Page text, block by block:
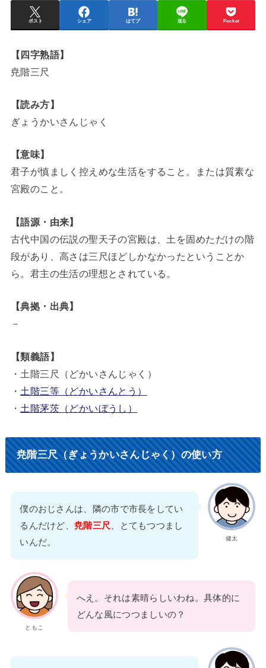
ポスト シェア はてブ 送る Pocket
【四字熟語】
尭階三尺
【読み方】
ぎょうかいさんじゃく
【意味】
君子が慎ましく控えめな生活をすること。または質素な
宮殿のこと。
【語源・由来】
古代中国の伝説の聖天子の宮殿は、土を固めただけの階
段があり、高さは三尺ほどしかなかったということか
ら。君主の生活の理想とされている。
【典拠・出典】
－
【類義語】
・土階三尺（どかいさんじゃく）
・ 土階三等（どかいさんとう）
・ 土階茅茨（どかいぼうし）
尭階三尺（ぎょうかいさんじゃく）の使い方
健太
僕のおじさんは、隣の市で市長をしてい
るんだけど、尭階三尺
、とてもつつまし
いんだ。
ともこ
へえ。それは素晴らしいわね。具体的に
どんな風につつましいの？